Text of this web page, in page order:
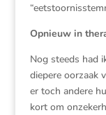
Opnieuw in
Nog steeds had
diepere oorzaak
er toch andere
kort om